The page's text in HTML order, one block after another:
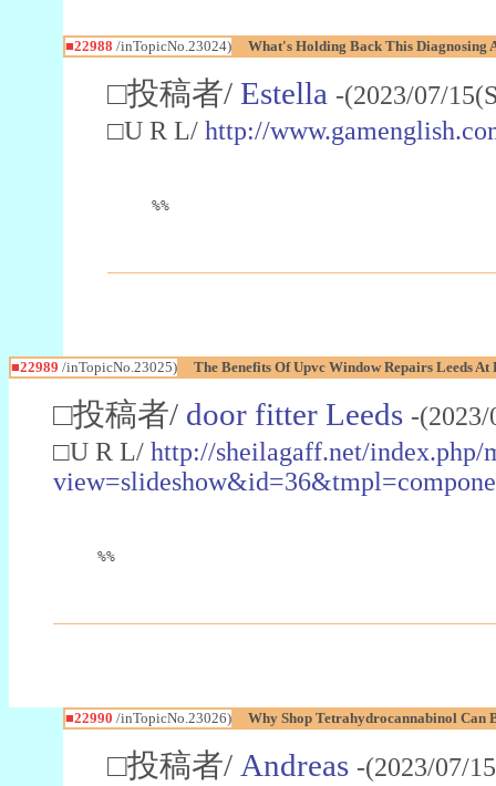
■22988 /inTopicNo.23024) What's Holding Back This Diagnosing
□投稿者/ Estella -(2023/07/
□U R L/ http://
%%
■22989 /inTopicNo.23025) The Benefits Of Upvc Window Repairs Leeds
□投稿者/ door fitter Leeds -
□U R L/ http://sheilagaff.net/index.php/
%%
■22990 /inTopicNo.23026) Why Shop Tetrahydrocannabinol Can
□投稿者/ Andreas -(2023/07/